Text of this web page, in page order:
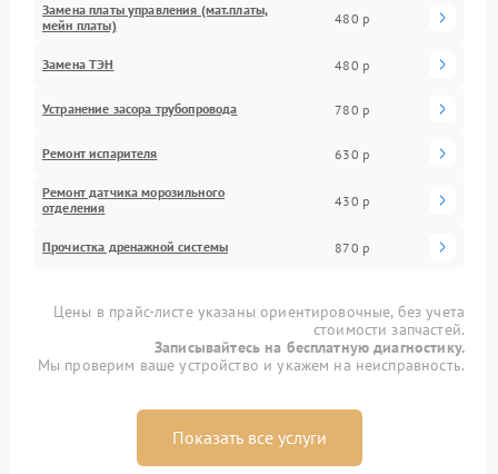
Замена платы управления (мат.платы,
мейн платы)
480 р
Замена ТЭН 480 р
Устранение засора трубопровода 780 р
Ремонт испарителя 630 р
Ремонт датчика морозильного
отделения
430 р
Прочистка дренажной системы 870 р
Цены в прайс-листе указаны ориентировочные, без учета
стоимости запчастей.
Записывайтесь на бесплатную диагностику.
Мы проверим ваше устройство и укажем на неисправность.
Показать все услуги